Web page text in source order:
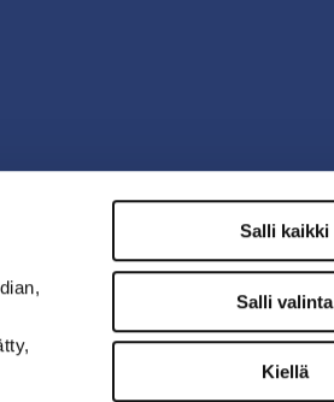
Salli kaikki
Salli valinta
Kiellä